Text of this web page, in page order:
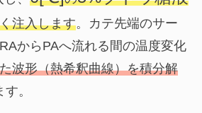
注入します。カテ先端のサー
からPAへ流れる間の温度変化
波形（熱希釈曲線）を積分解
。